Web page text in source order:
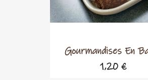
Gourmandises En
1,20 €